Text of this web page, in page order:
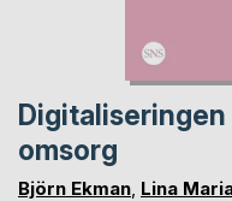
Digitaliseringen
omsorg
Björn Ekman Lina